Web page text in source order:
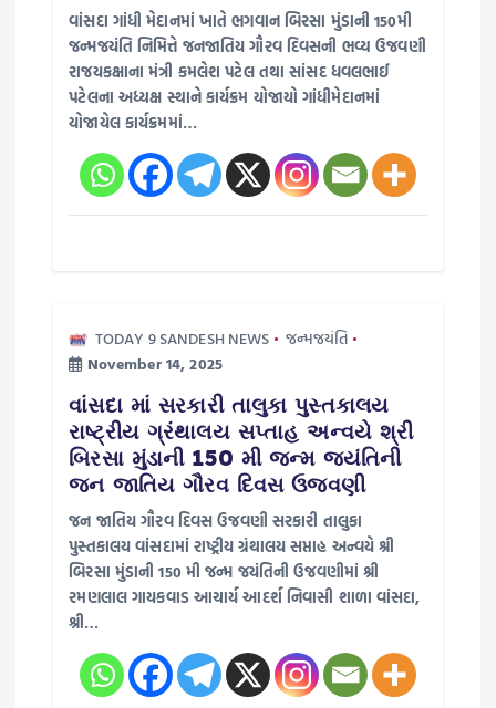
વાંસદા ગાંધી મેદાનમાં ખાતે ભગવાન બિરસા મુંડાની 150મી
જન્મજયંતિ નિમિત્તે જનજાતિય ગૌરવ દિવસની ભવ્ય ઉજવણી
રાજયકક્ષાના મંત્રી કમલેશ પટેલ તથા સાંસદ ધવલભાઈ
પટેલના અધ્યક્ષ સ્થાને કાર્યક્રમ યોજાયો ગાંધીમેદાનમાં
યોજાયેલ કાર્યક્રમમાં…
TODAY 9 SANDESH NEWS
જન્મજયંતિ
November 14, 2025
વાંસદા માં સરકારી તાલુકા પુસ્તકાલય
રાષ્ટ્રીય ગ્રંથાલય સપ્તાહ અન્વયે શ્રી
બિરસા મુંડાની 150 મી જન્મ જયંતિની
જન જાતિય ગૌરવ દિવસ ઉજવણી
જન જાતિય ગૌરવ દિવસ ઉજવણી સરકારી તાલુકા
પુસ્તકાલય વાંસદામાં રાષ્ટ્રીય ગ્રંથાલય સપ્તાહ અન્વયે શ્રી
બિરસા મુંડાની 150 મી જન્મ જયંતિની ઉજવણીમાં શ્રી
રમણલાલ ગાયકવાડ આચાર્ય આદર્શ નિવાસી શાળા વાંસદા,
શ્રી…